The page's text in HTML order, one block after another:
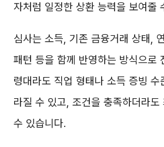
자처럼 일정한 상환 능력을 보여줄
심사는 소득, 기존 금융거래 상태,
패턴 등을 함께 반영하는 방식으로
령대라도 직업 형태나 소득 증빙
라질 수 있고, 조건을 충족하더라
수 있습니다.